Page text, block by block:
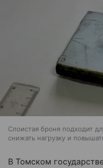
Слоистая броня подходит
снижать нагрузку и
В Томском